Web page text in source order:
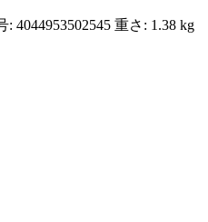
4044953502545 重さ: 1.38 kg